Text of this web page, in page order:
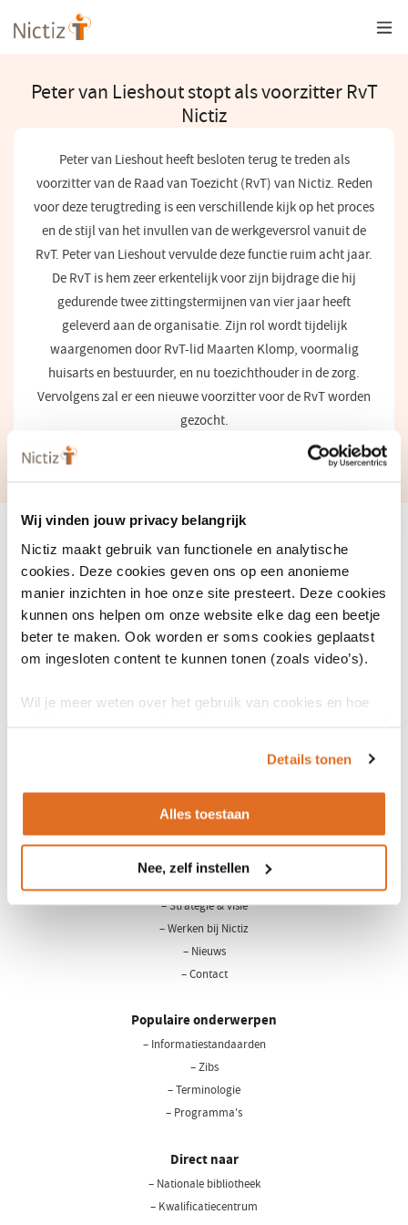
Wij vinden jouw privacy belangrijk
Nictiz maakt gebruik van functionele en analytische
cookies. Deze cookies geven ons op een anonieme
manier inzichten in hoe onze site presteert. Deze cookies
kunnen ons helpen om onze website elke dag een beetje
beter te maken. Ook worden er soms cookies geplaatst
om ingesloten content te kunnen tonen (zoals video’s).
Wil je meer weten over het gebruik van cookies en hoe
Details tonen
Alles toestaan
Nee, zelf instellen
Overslaan
en
gaan
Peter van Lieshout stopt als voorzitter RvT
Nictiz
Peter van Lieshout heeft besloten terug te treden als
voorzitter van de Raad van Toezicht (RvT) van Nictiz. Reden
voor deze terugtreding is een verschillende kijk op het proces
en de stijl van het invullen van de werkgeversrol vanuit de
RvT. Peter van Lieshout vervulde deze functie ruim acht jaar.
De RvT is hem zeer erkentelijk voor zijn bijdrage die hij
gedurende twee zittingstermijnen van vier jaar heeft
geleverd aan de organisatie. Zijn rol wordt tijdelijk
waargenomen door RvT-lid Maarten Klomp, voormalig
huisarts en bestuurder, en nu toezichthouder in de zorg.
Vervolgens zal er een nieuwe voorzitter voor de RvT worden
gezocht.
LinkedInYoutube
– Strategie & visie
– Werken bij Nictiz
– Nieuws
– Contact
Populaire onderwerpen
– Informatiestandaarden
– Zibs
– Terminologie
– Programma's
Direct naar
– Nationale bibliotheek(opent
– Kwalificatiecentrum